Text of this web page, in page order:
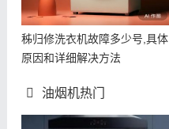
秭归修洗衣机故障多少号,具体
原因和详细解决方法
油烟机热门